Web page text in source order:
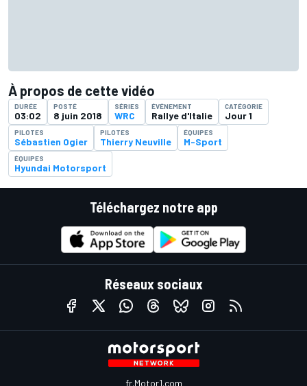
À propos de cette vidéo
DURÉE
03:02
POSTÉ
8 juin 2018
SÉRIES
WRC
ÉVÉNEMENT
Rallye d'Italie
CATÉGORIE
Jour 1
PILOTES
Sébastien Ogier
PILOTES
Thierry Neuville
ÉQUIPES
M-Sport
ÉQUIPES
Hyundai Motorsport
Téléchargez notre app
Réseaux sociaux
fr.Motor1.com